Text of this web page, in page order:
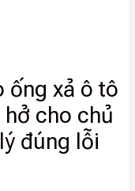
ống xả ô tô
cho chủ
đúng lỗi